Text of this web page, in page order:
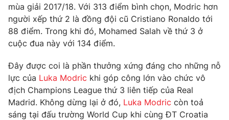
Tư vấn
Chuyên mục khác
Emagazine Podcast
Photo Infographic
Video Shorts video
mùa giải 2017/18. Với 313 điểm bình chọn, Modric hơn
người xếp thứ 2 là đồng đội cũ Cristiano Ronaldo tới
88 điểm. Trong khi đó, Mohamed Salah về thứ 3 ở
cuộc đua này với 134 điểm.
Đây được coi là phần thưởng xứng đáng cho những nỗ
lực của Luka Modric khi góp công lớn vào chức vô
địch Champions League thứ 3 liên tiếp của Real
Madrid. Không dừng lại ở đó, Luka Modric còn toả
sáng tại đấu trường World Cup khi cùng ĐT Croatia